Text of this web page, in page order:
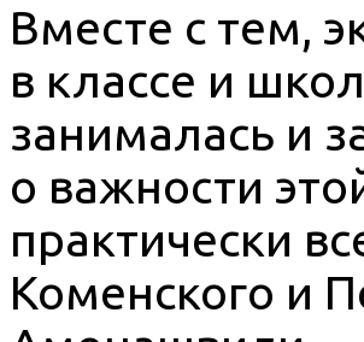
Вместе с тем,
в классе и
занималась и
о важности
практически
Коменского и